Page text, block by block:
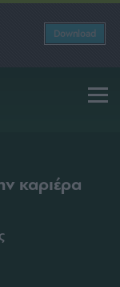
Download
καριέρα